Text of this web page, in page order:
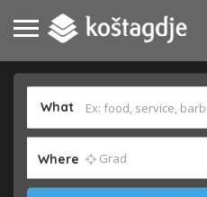
What
Where